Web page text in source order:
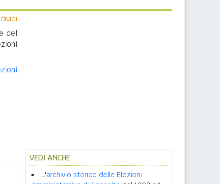
del
VEDI ANCHE
L'archivio storico delle Elezioni